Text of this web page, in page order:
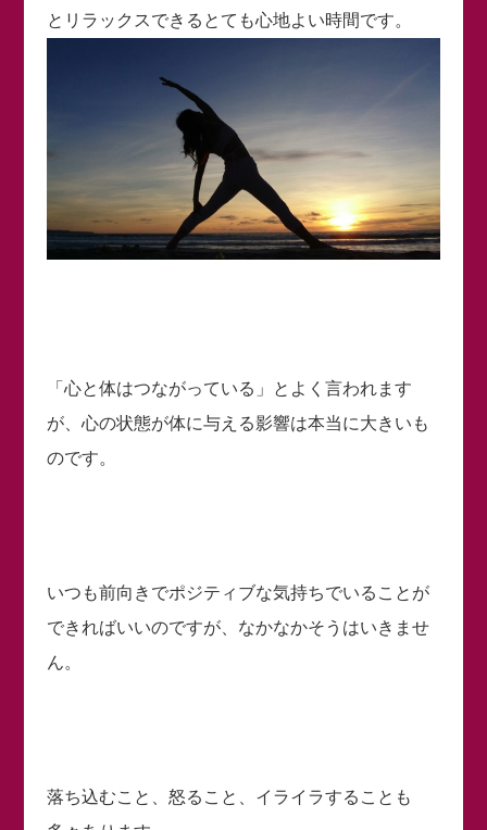
とリラックスできるとても心地よい時間です。
「心と体はつながっている」とよく言われます
が、心の状態が体に与える影響は本当に大きいも
のです。
いつも前向きでポジティブな気持ちでいることが
できればいいのですが、なかなかそうはいきませ
ん。
落ち込むこと、怒ること、イライラすることも